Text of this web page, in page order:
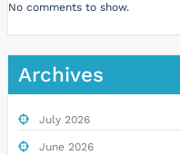
No comments to show.
Archives
July 2026
June 2026